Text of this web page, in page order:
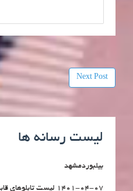
Next Post
لیست رسانه ها
بیلبوردمشهد
1401-04-07 لیست تابلوهای قابل واگذاری